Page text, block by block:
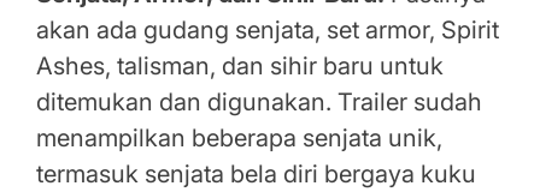
akan ada gudang senjata, set armor, Spirit
Ashes, talisman, dan sihir baru untuk
ditemukan dan digunakan. Trailer sudah
menampilkan beberapa senjata unik,
termasuk senjata bela diri bergaya kuku